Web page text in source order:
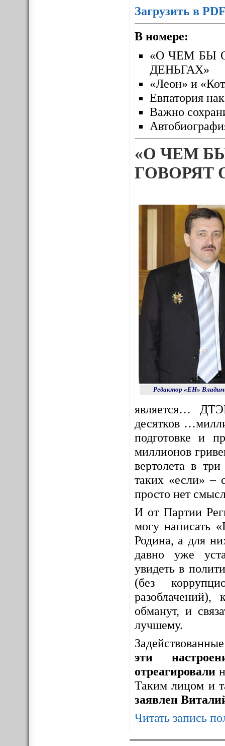
Загрузить в
В номере:
«О ЧЕМ БЫ
ДЕНЬГАХ»
«Леон» и
Евпатория
Важно
«О ЧЕМ
ГОВОРЯТ
Редактор «ЕН»
является…
десятков
подготовке и
миллионов
вертолета в
таких «если» –
просто нет
И от Партии
могу написать
Родина, а для
давно уже
увидеть в
(без
разоблачений),
обманут, и
лучшему.
эти
отреагировали
Таким лицом и
заявлен
Читать запись